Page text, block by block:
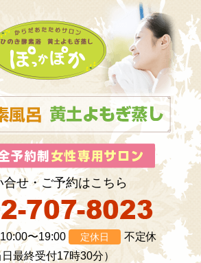
合せ・ご予約はこちら
10:00〜19:00 定休日
不定休
最終受付17時30分）